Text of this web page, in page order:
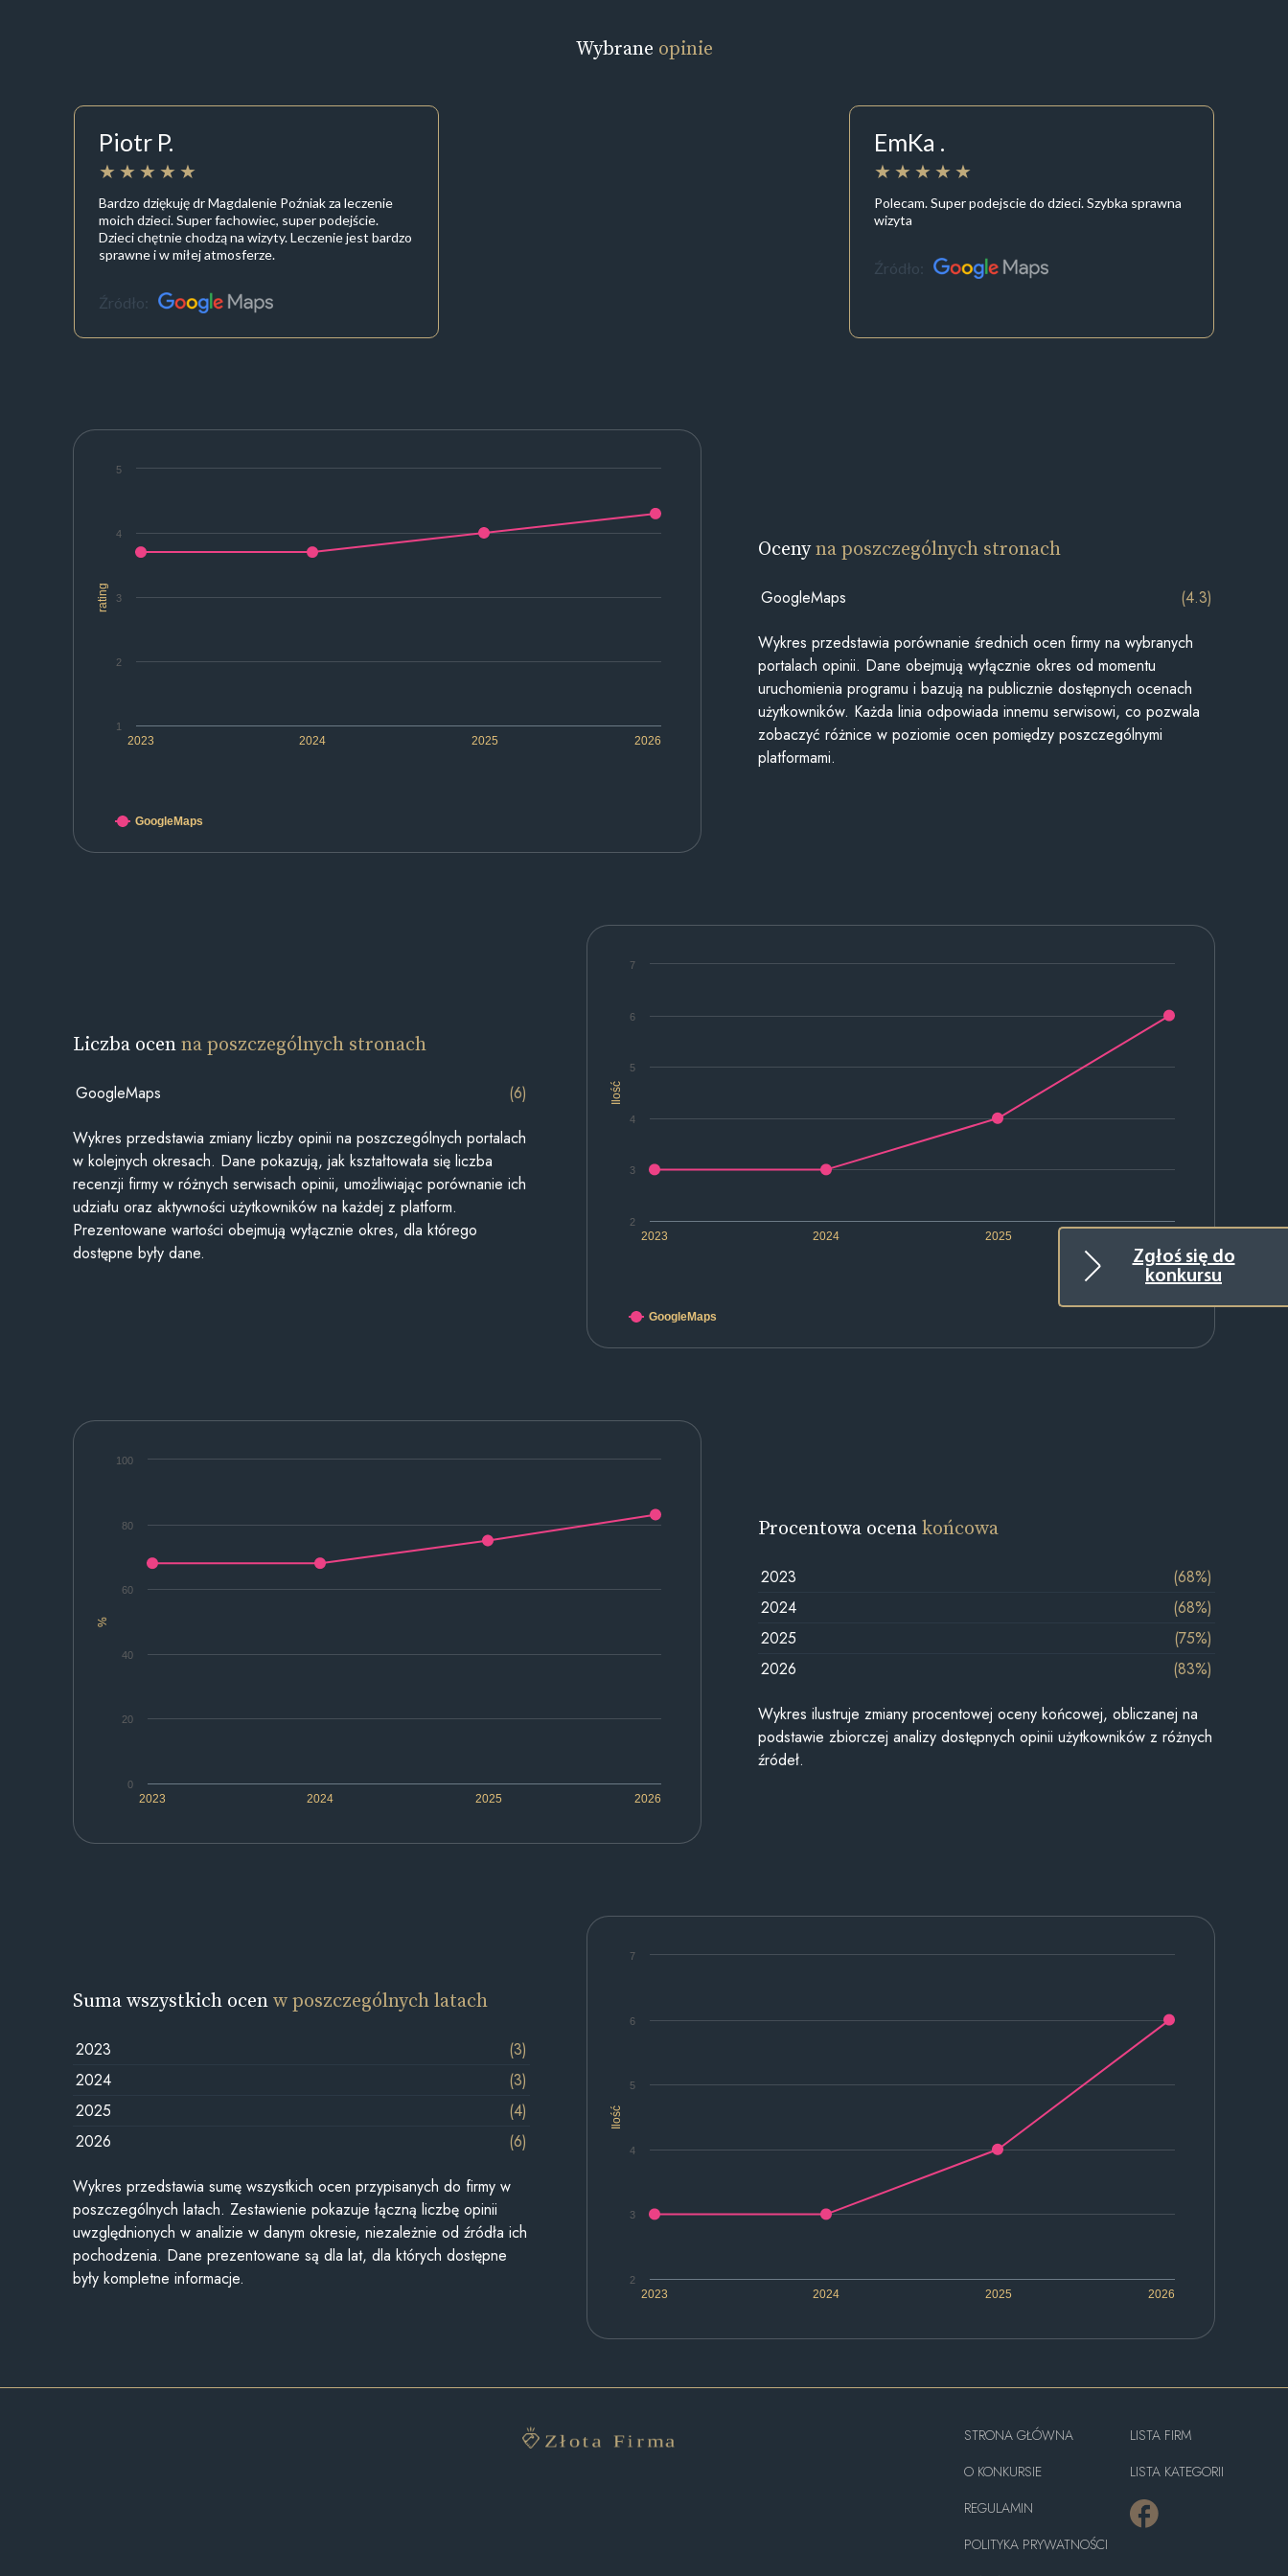
Zgłoś się do
konkursu
Wybrane opinie
Piotr P.
Bardzo dziękuję dr Magdalenie Poźniak za leczenie
moich dzieci. Super fachowiec, super podejście.
Dzieci chętnie chodzą na wizyty. Leczenie jest bardzo
sprawne i w miłej atmosferze.
Źródło:
EmKa .
Polecam. Super podejscie do dzieci. Szybka sprawna
wizyta
Źródło:
rating
2023 2024 2025 2026
1
2
3
4
5
GoogleMaps
Ocenyna poszczególnych stronach
GoogleMaps (4.3)
Wykres przedstawia porównanie średnich ocen firmy na wybranych
portalach opinii. Dane obejmują wyłącznie okres od momentu
uruchomienia programu i bazują na publicznie dostępnych ocenach
użytkowników. Każda linia odpowiada innemu serwisowi, co pozwala
zobaczyć różnice w poziomie ocen pomiędzy poszczególnymi
platformami.
Ilość
2023 2024 2025
2
3
4
5
6
7
GoogleMaps
Liczba ocenna poszczególnych stronach
GoogleMaps (6)
Wykres przedstawia zmiany liczby opinii na poszczególnych portalach
w kolejnych okresach. Dane pokazują, jak kształtowała się liczba
recenzji firmy w różnych serwisach opinii, umożliwiając porównanie ich
udziału oraz aktywności użytkowników na każdej z platform.
Prezentowane wartości obejmują wyłącznie okres, dla którego
dostępne były dane.
%
2023 2024 2025 2026
0
20
40
60
80
100
Procentowa ocenakońcowa
2023
(68%)
2024
(68%)
2025
(75%)
2026
(83%)
Wykres ilustruje zmiany procentowej oceny końcowej, obliczanej na
podstawie zbiorczej analizy dostępnych opinii użytkowników z różnych
źródeł.
Ilość
2023 2024 2025 2026
2
3
4
5
6
7
Suma wszystkich ocenw poszczególnych latach
2023
(3)
2024
(3)
2025
(4)
2026
(6)
Wykres przedstawia sumę wszystkich ocen przypisanych do firmy w
poszczególnych latach. Zestawienie pokazuje łączną liczbę opinii
uwzględnionych w analizie w danym okresie, niezależnie od źródła ich
pochodzenia. Dane prezentowane są dla lat, dla których dostępne
były kompletne informacje.
STRONA GŁÓWNA
O KONKURSIE
REGULAMIN
POLITYKA PRYWATNOŚCI
LISTA FIRM
LISTA KATEGORII